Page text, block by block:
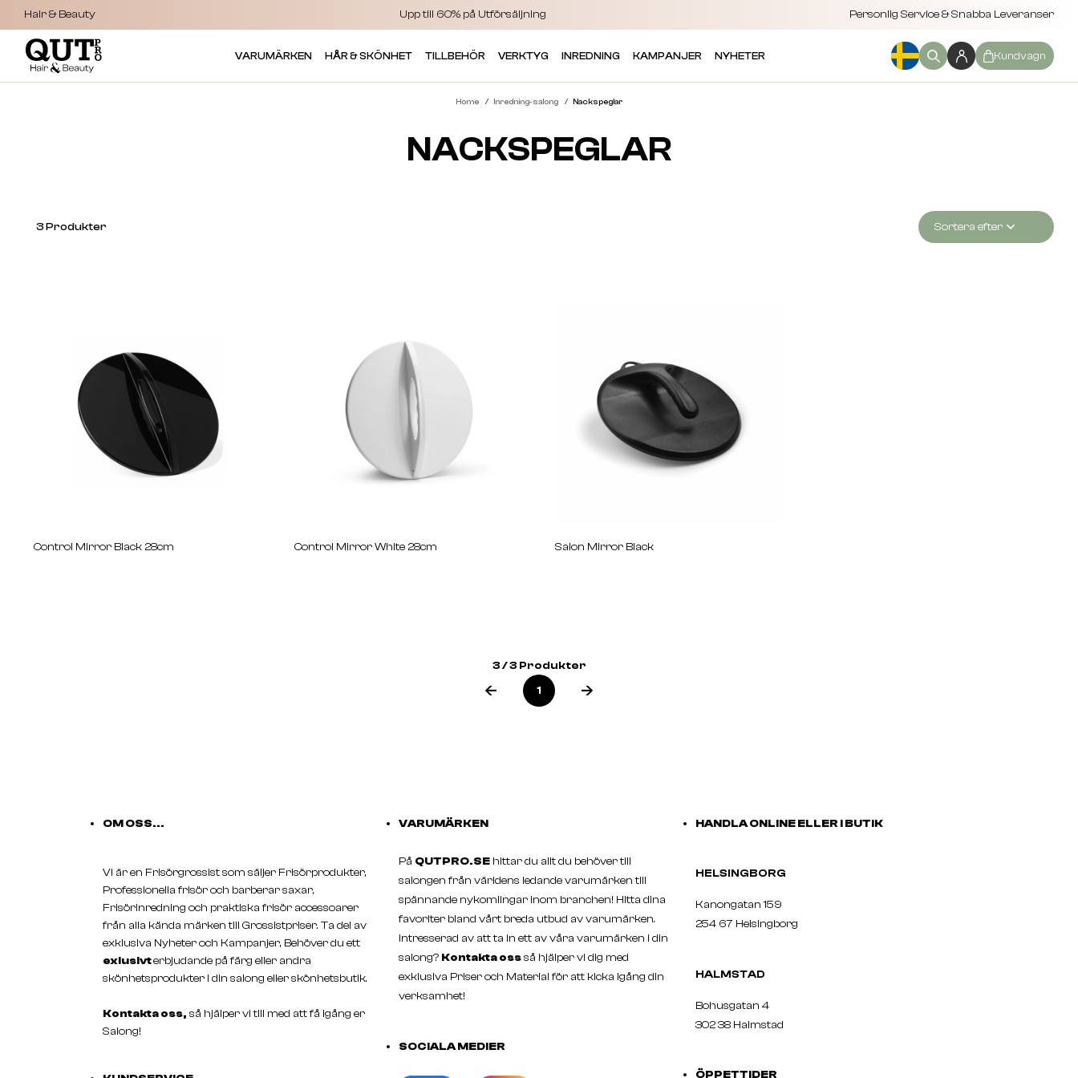
Hair & Beauty Upp till 60% på Utförsäljning Personlig Service & Snabba Leveranser
VARUMÄRKEN HÅR & SKÖNHET TILLBEHÖR VERKTYG INREDNING KAMPANJER NYHETER Kundvagn
Home Inredning-salong Nackspeglar
NACKSPEGLAR
3Produkter Sortera efter
Control Mirror Black 28cm Control Mirror White 28cm Salon Mirror Black
3 / 3 Produkter
1
OM OSS...
Vi är en Frisörgrossist som säljer Frisörprodukter,
Professionella frisör och barberar saxar,
Frisörinredning och praktiska frisör accessoarer
från alla kända märken till Grossistpriser. Ta del av
exklusiva Nyheter och Kampanjer, Behöver du ett
exlusivterbjudande på färg eller andra
skönhetsprodukter i din salong eller skönhetsbutik.
Kontakta oss, så hjälper vi till med att få igång er
Salong!
VARUMÄRKEN
På QUTPRO.SE hittar du allt du behöver till
salongen från världens ledande varumärken till
spännande nykomlingar inom branchen! Hitta dina
favoriter bland vårt breda utbud av varumärken.
Intresserad av att ta in ett av våra varumärken i din
salong? Kontakta ossså hjälper vi dig med
exklusiva Priser och Material för att kicka igång din
verksamhet!
SOCIALA MEDIER
HANDLA ONLINE ELLER I BUTIK
HELSINGBORG
Kanongatan 159
254 67 Helsingborg
HALMSTAD
Bohusgatan 4
302 38 Halmstad
ÖPPETTIDER